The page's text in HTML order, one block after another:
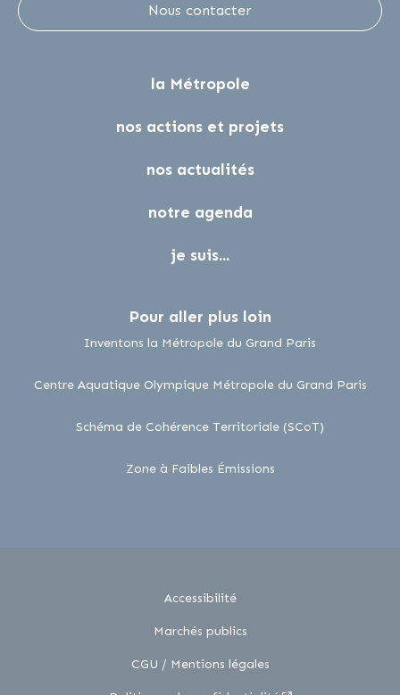
Nous contacter
la Métropole
nos actions et projets
nos actualités
notre agenda
je suis...
Pour aller plus loin
Inventons la Métropole du Grand Paris
Centre Aquatique Olympique Métropole du Grand Parislien
Schéma de Cohérence Territoriale (SCoT)
Zone à Faibles Émissionslien externe
Accessibilité
Marchés publics
CGU / Mentions légales